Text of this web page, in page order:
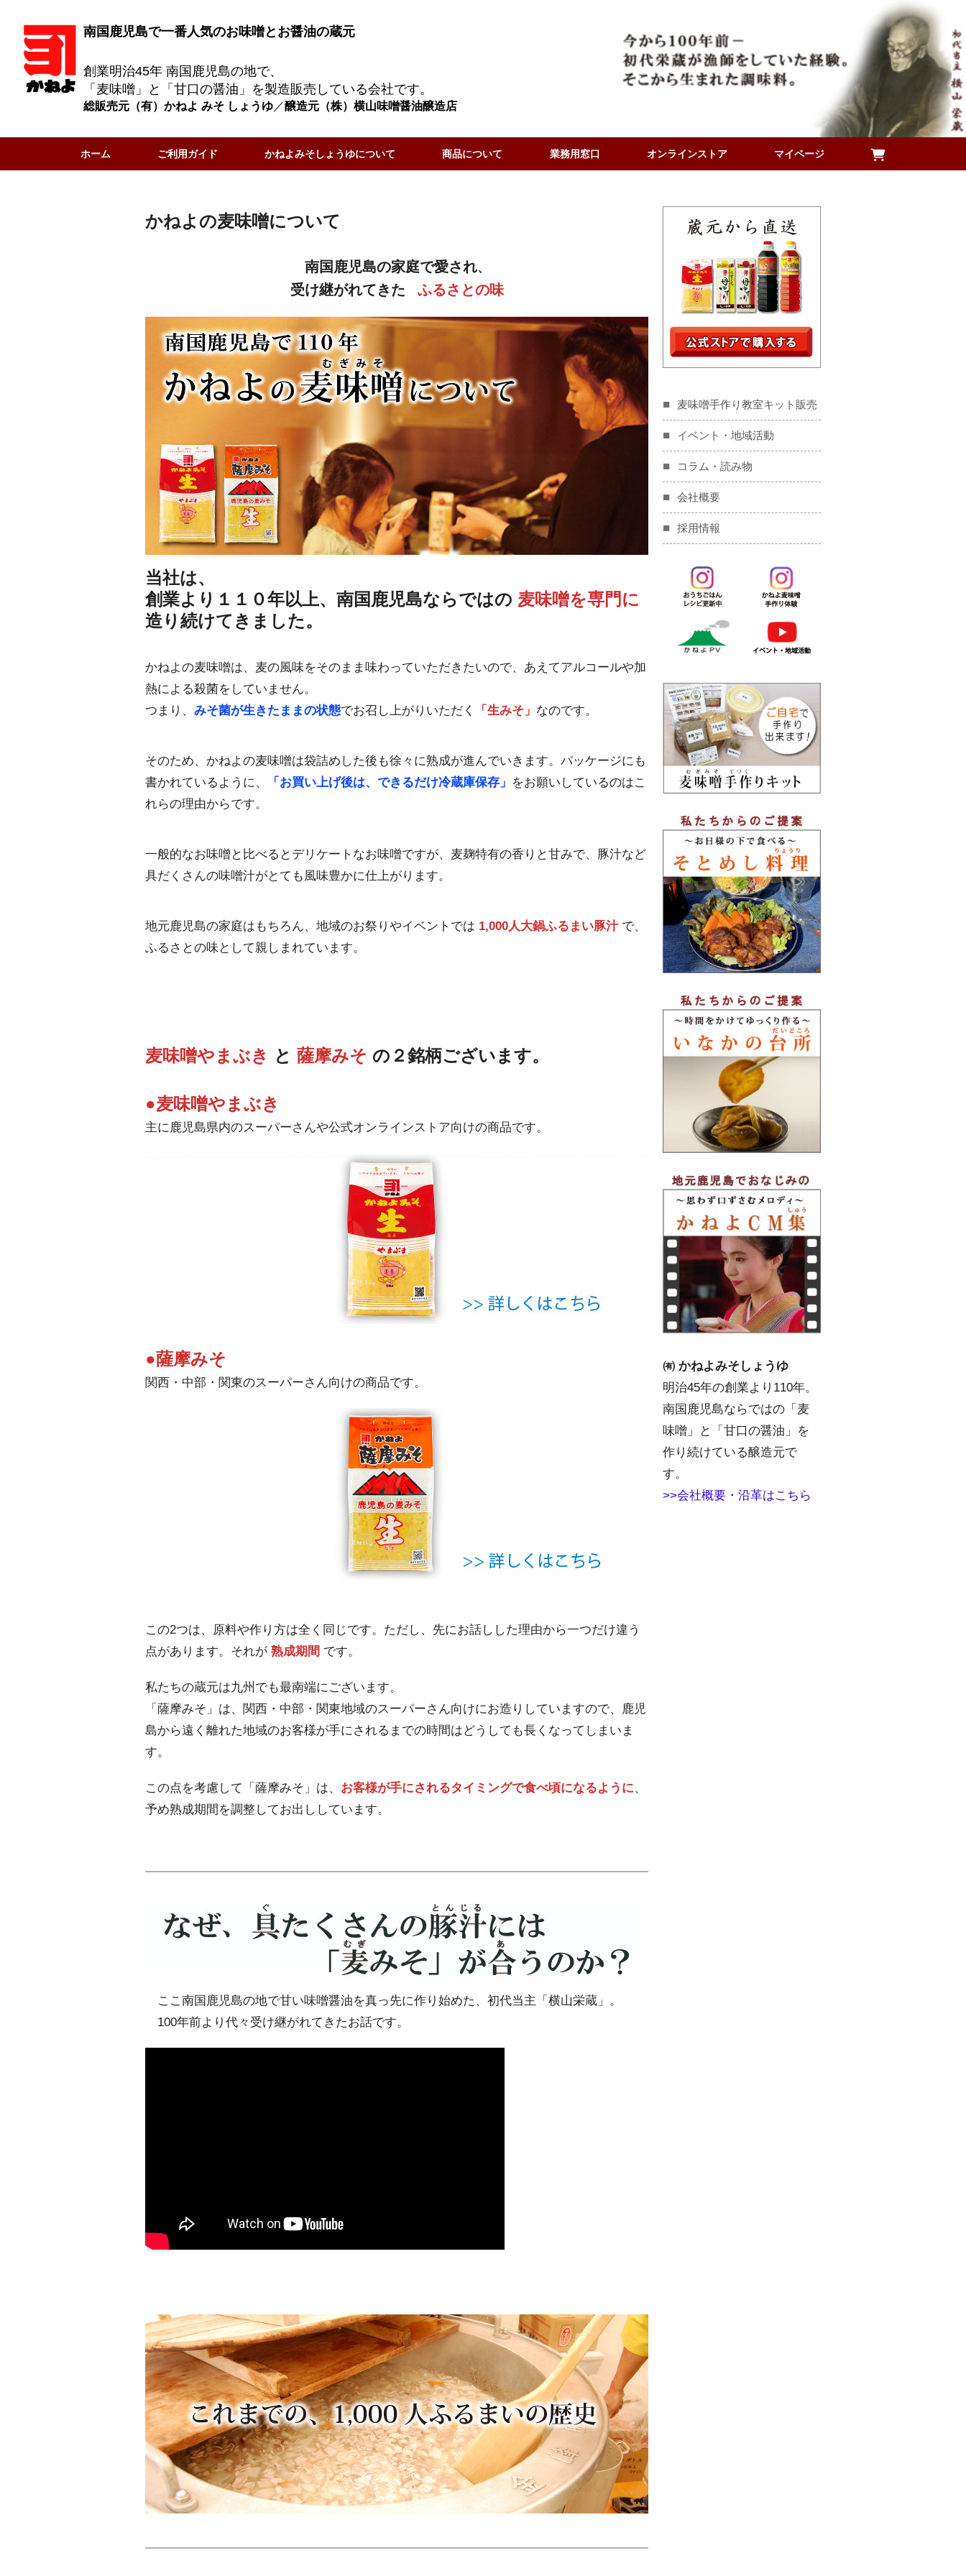
南国鹿児島で一番人気のお味噌とお醤油の蔵元
創業明治45年 南国鹿児島の地で、
「麦味噌」と「甘口の醤油」を製造販売している会社です。
総販売元（有）かねよ みそ しょうゆ／醸造元（株）横山味噌醤油醸造店
ホーム ご利用ガイド かねよみそしょうゆについて 商品について 業務用窓口 オンラインストア マイページ
かねよの麦味噌について
南国鹿児島の家庭で愛され、
受け継がれてきた ふるさとの味
当社は、
創業より１１０年以上、南国鹿児島ならではの 麦味噌を専門 に
造り続けてきました。
かねよの麦味噌は、麦の風味をそのまま味わっていただきたいので、あえてアルコールや加
熱による殺菌をしていません。
つまり、 みそ菌が生きたままの状態でお召し上がりいただく 「生みそ」 なのです。
そのため、かねよの麦味噌は袋詰めした後も徐々に熟成が進んでいきます。パッケージにも
書かれているように、
「お買い上げ後は、できるだけ冷蔵庫保存」 をお願いしているのはこ
れらの理由からです。
一般的なお味噌と比べるとデリケートなお味噌ですが、麦麹特有の香りと甘みで、豚汁など
具だくさんの味噌汁がとても風味豊かに仕上がります。
地元鹿児島の家庭はもちろん、地域のお祭りやイベントでは 1,000人大鍋ふるまい豚汁で、
ふるさとの味として親しまれています。
麦味噌やまぶき と 薩摩みそ の２銘柄ございます。
●麦味噌やまぶき
主に鹿児島県内のスーパーさんや公式オンラインストア向けの商品です。
●薩摩みそ
関西・中部・関東のスーパーさん向けの商品です。
この2つは、原料や作り方は全く同じです。ただし、先にお話しした理由から一つだけ違う
点があります。それが 熟成期間 です。
私たちの蔵元は九州でも最南端にございます。
「薩摩みそ」は、関西・中部・関東地域のスーパーさん向けにお造りしていますので、鹿児
島から遠く離れた地域のお客様が手にされるまでの時間はどうしても長くなってしまいま
す。
この点を考慮して「薩摩みそ」は、 お客様が手にされるタイミングで食べ頃になるように、
予め熟成期間を調整してお出ししています。
ここ南国鹿児島の地で甘い味噌醤油を真っ先に作り始めた、初代当主「横山栄蔵」。
100年前より代々受け継がれてきたお話です。
麦味噌手作り教室キット販売
イベント・地域活動
コラム・読み物
会社概要
採用情報
㈲ かねよみそしょうゆ
明治45年の創業より110年。
南国鹿児島ならではの「麦
味噌」と「甘口の醤油」を
作り続けている醸造元で
す。
>>会社概要・沿革はこちら